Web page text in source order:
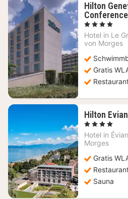
Hilton
, 4 Sterne
Hotel in Le
von Morges
Gratis
Hilton
, 4 Sterne
Hotel in
Morges
Gratis
Sauna